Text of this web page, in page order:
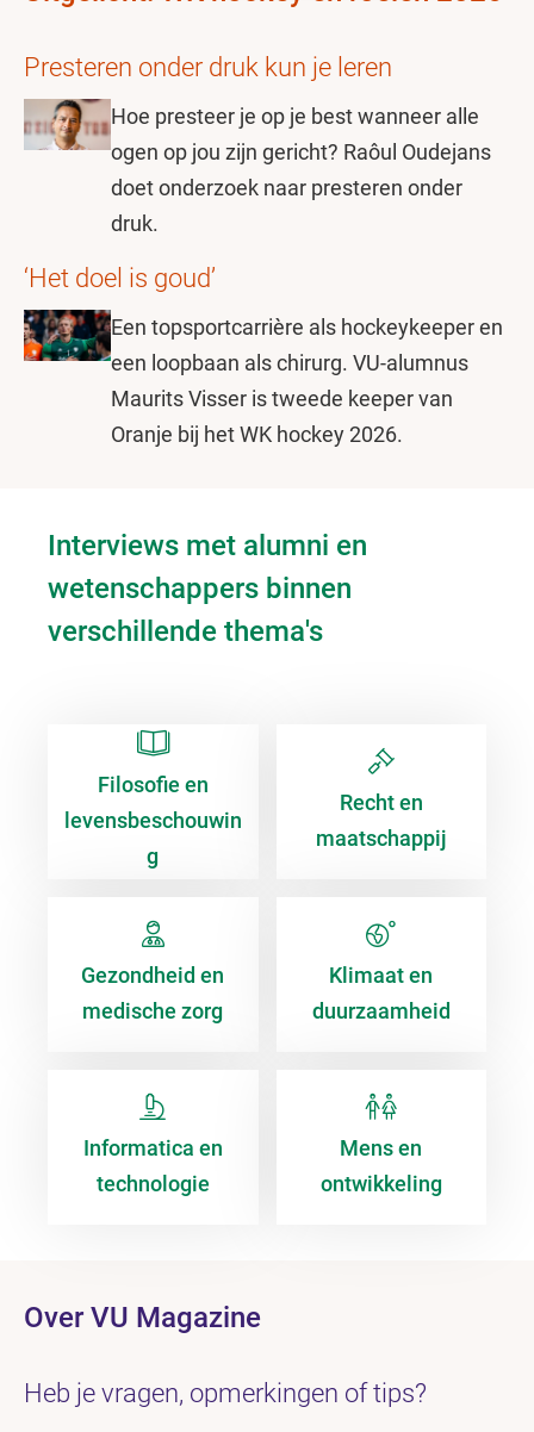
Presteren onder druk kun je leren
Hoe presteer je op je best wanneer alle
ogen op jou zijn gericht? Raôul Oudejans
doet onderzoek naar presteren onder
druk.
‘Het doel is goud’
Een topsportcarrière als hockeykeeper en
een loopbaan als chirurg. VU-alumnus
Maurits Visser is tweede keeper van
Oranje bij het WK hockey 2026.
Interviews met alumni en
wetenschappers binnen
verschillende thema's
Filosofie en
levensbeschouwin
g
Recht en
maatschappij
Gezondheid en
medische zorg
Klimaat en
duurzaamheid
Informatica en
technologie
Mens en
ontwikkeling
Over VU Magazine
Heb je vragen, opmerkingen of tips?